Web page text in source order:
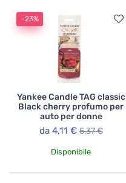
-23%
Yankee Candle TAG classic
Black cherry profumo per
auto per donne
da 4,11 € 5,37 €
Disponibile